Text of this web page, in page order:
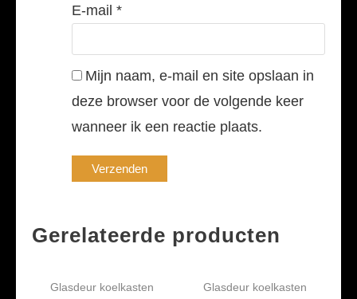
E-mail *
Mijn naam, e-mail en site opslaan in
deze browser voor de volgende keer
wanneer ik een reactie plaats.
Gerelateerde producten
Glasdeur koelkasten Glasdeur koelkasten